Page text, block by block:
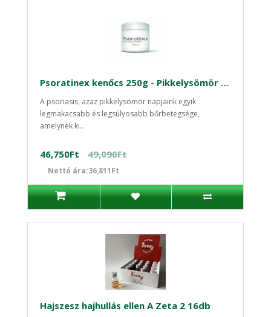
Psoratinex kenőcs 250g - Pikkelysömör kezelése
A psoriasis, azaz pikkelysömör napjaink egyik
legmakacsabb és legsúlyosabb bőrbetegsége,
amelynek ki..
46,750Ft 49,090Ft
Nettó ára:36,811Ft
Hajszesz hajhullás ellen A Zeta 2 16db